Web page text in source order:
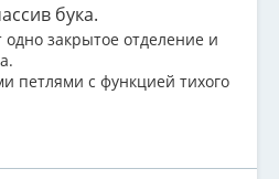
бука.
одно закрытое отделение и
с функцией тихого